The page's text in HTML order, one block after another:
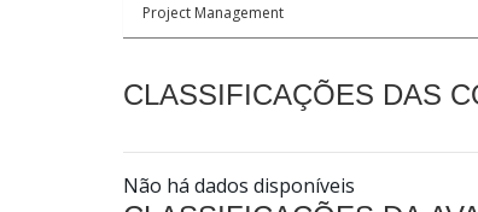
Project Management
CLASSIFICAÇÕES DAS
Não há dados disponíveis